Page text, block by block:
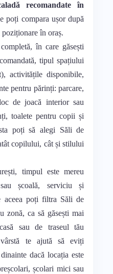
recomandate în
poți compara ușor după
în oraș.
în care găsești
tipul spațiului
activitățile disponibile,
pentru părinți: parcare,
de joacă interior sau
toalete pentru copii și
poți să alegi Săli de
copilului, cât și stilului
timpul este mereu
școală, serviciu și
poți filtra Săli de
zonă, ca să găsești mai
sau de traseul tău
te ajută să eviți
dacă locația este
școlari mici sau